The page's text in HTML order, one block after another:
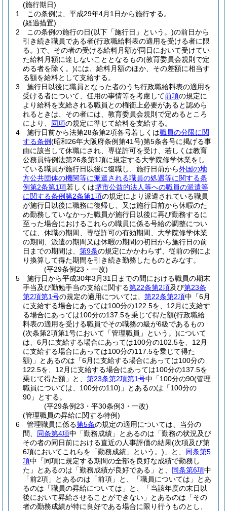
(施行期日)
1
この条例は、平成29年4月1日から施行する。
(経過措置)
2
この条例の施行の日(以下「施行日」という。)の前日から
引き続き職員である者(行政職給料表の適用を受ける者に限
る。)で、その者の受ける給料月額が同日において受けてい
た給料月額に達しないこととなるもの(教育委員会規則で定
める者を除く。)には、給料月額のほか、その差額に相当す
る額を給料として支給する。
3
施行日以後に職員となった者のうち行政職給料表の適用を
受ける者について、任用の事情等を考慮して前項の規定に
より給料を支給される職員との権衡上必要があると認めら
れるときは、その者には、教育委員会規則で定めるところ
により、 同項の規定に準じて給料を支給する。
4
施行日前から法第28条第2項各号若しくは職員の分限に関
する条例(昭和26年大阪府条例第41号)第5条各号に掲げる事
由に該当して休職にされ、専従許可を受け、若しくは教育
公務員特例法第26条第1項に規定する大学院修学休業をし
ている職員が施行日以後に復職し、施行日前から外国の地
方公共団体の機関等に派遣される職員の処遇等に関する条
例第2条第1項若しくは堺市公益的法人等への職員の派遣等
に関する条例第2条第1項の規定により派遣されている職員
が施行日以後に職務に復帰し、又は施行日前から休暇のた
め勤務していなかった職員が施行日以後に再び勤務するに
至った場合におけるこれらの職員に係る号給の調整につい
ては、休職の期間、専従許可の有効期間、大学院修学休業
の期間、派遣の期間又は休暇の期間の初日から施行日の前
日までの期間は、 第9条の規定にかかわらず、従前の例によ
り換算して得た期間を引き続き勤務したものとみなす。
(平29条例23・一改)
5
施行日から平成30年3月31日までの間における職員の期末
手当及び勤勉手当の支給に関する第22条第2項及び第23条
第2項第1号の規定の適用については、 第22条第2項中「6月
に支給する場合にあっては100分の122.5を、12月に支給す
る場合にあっては100分の137.5を乗じて得た額(行政職給
料表の適用を受ける職員でその職務の級が6級であるもの
(次条第2項第1号において「管理職員」という。)について
は、6月に支給する場合にあっては100分の102.5を、12月
に支給する場合にあっては100分の117.5を乗じて得た
額) 」とあるのは「6月に支給する場合にあっては100分の
122.5を、12月に支給する場合にあっては100分の137.5を
乗じて得た額」と、 第23条第2項第1号中「100分の90(管理
職員については、100分の110) 」とあるのは「100分の
90」とする。
(平29条例23・平30条例3・一改)
(管理職員の昇給に関する特例)
6
管理職員に係る第5条の規定の適用については、当分の
間、 同条第4項中「勤務成績」とあるのは「勤務の状況及び
その者の同日前における直近の人事評価の結果(次項及び第
6項においてこれらを「勤務成績」という。) 」と、 同条第5
項中「同項に規定する期間の全部を良好な成績で勤務し
た」とあるのは「勤務成績が良好である」と、 同条第6項中
「前2項」とあるのは「前項」と、「職員については」とあ
るのは「職員の昇給については」と、「当該年度の末日以
後において昇給させることができない」とあるのは「その
者の勤務成績が特に良好である場合に限り行うものとし、